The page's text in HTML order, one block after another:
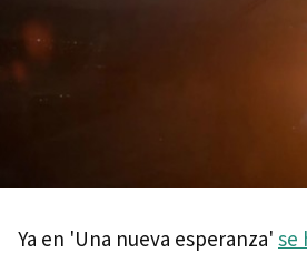
Ya en 'Una nueva esperanza' se